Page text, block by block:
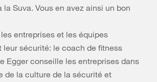
la Suva. Vous en avez ainsi un bon
entreprises et les équipes
leur sécurité: le coach de fitness
Egger conseille les entreprises dans
de la culture de la sécurité et